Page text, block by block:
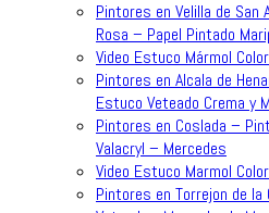
Pintores en Velilla de
Rosa – Papel Pintado
Video Estuco Mármol
Pintores en Alcala de
Estuco Veteado Crema y
Pintores en Coslada –
Valacryl – Mercedes
Video Estuco Marmol
Pintores en Torrejon de